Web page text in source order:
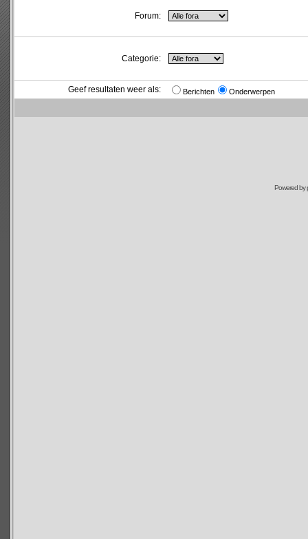
Forum:
Categorie:
Geef resultaten weer als: Berichten Onderwerpen
Powered by